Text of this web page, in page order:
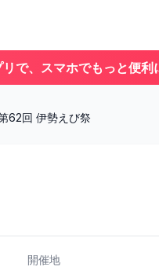
で、スマホでもっと便利
62回 伊勢えび祭
開催地